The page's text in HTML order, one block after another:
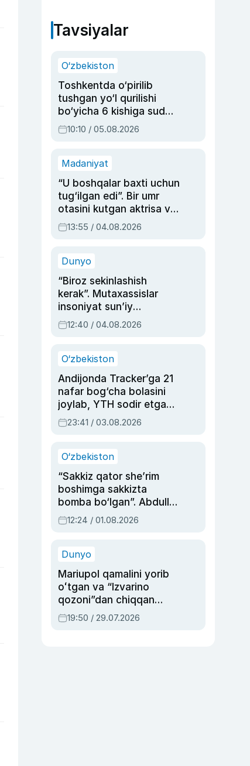
Tavsiyalar
O‘zbekiston
Toshkentda o‘pirilib
tushgan yo‘l qurilishi
bo‘yicha 6 kishiga sud
hukmi o‘qildi
10:10 / 05.08.2026
Madaniyat
“U boshqalar baxti uchun
tug‘ilgan edi”. Bir umr
otasini kutgan aktrisa va
dublyaj ustasi Rimma
Ahmedovaning
13:55 / 04.08.2026
Dunyo
“Biroz sekinlashish
kerak”. Mutaxassislar
insoniyat sun’iy
intellektni boshqara
olmay qolishidan xavotir
12:40 / 04.08.2026
O‘zbekiston
Andijonda Tracker’ga 21
nafar bog‘cha bolasini
joylab, YTH sodir etgan
ayolga sud hukmi o‘qildi
23:41 / 03.08.2026
O‘zbekiston
“Sakkiz qator she’rim
boshimga sakkizta
bomba bo‘lgan”. Abdulla
Oripovni siyosiy
ayblovlardan asrab
12:24 / 01.08.2026
Dunyo
Mariupol qamalini yorib
oʻtgan va “Izvarino
qozoni”dan chiqqan
qahramon — Ukraina
armiyasi bosh
19:50 / 29.07.2026